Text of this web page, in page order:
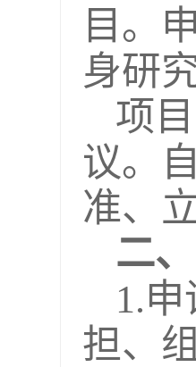
目。
身研
项
议。
准、
二、
1.
担、